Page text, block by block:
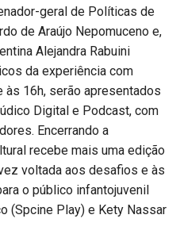
geral de Políticas de
de Araújo Nepomuceno e,
Alejandra Rabuini
da experiência com
às 16h, serão apresentados
Digital e Podcast, com
Encerrando a
recebe mais uma edição
voltada aos desafios e às
o público infantojuvenil
(Spcine Play) e Kety Nassar